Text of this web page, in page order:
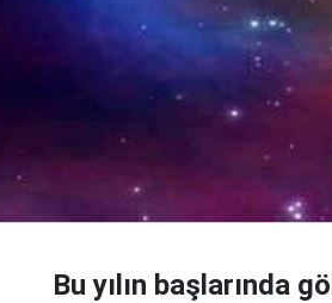
Bu yılın başlarında